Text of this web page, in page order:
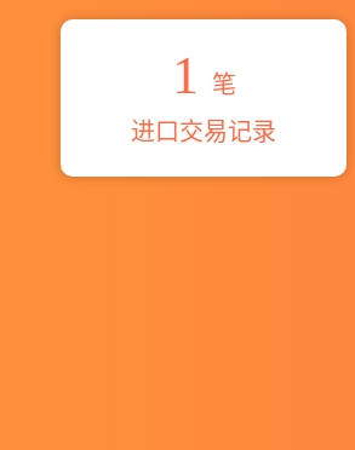
1
笔
进口交易记录